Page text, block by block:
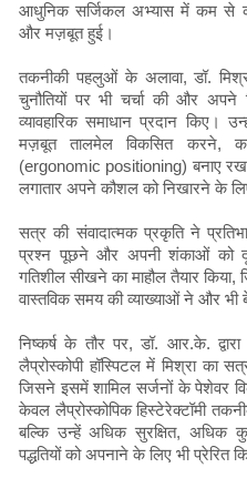
आधुनिक सर्जिकल अभ्यास में कम से
और मज़बूत हुई।
तकनीकी पहलुओं के अलावा, डॉ.
चुनौतियों पर भी चर्चा की और
व्यावहारिक समाधान प्रदान
मज़बूत तालमेल विकसित करने,
(ergonomic positioning) बनाए
लगातार अपने कौशल को निखारने के लिए
सत्र की संवादात्मक प्रकृति ने
प्रश्न पूछने और अपनी शंकाओं को
गतिशील सीखने का माहौल तैयार
वास्तविक समय की व्याख्याओं ने और भी
निष्कर्ष के तौर पर, डॉ. आर.के.
लैप्रोस्कोपी हॉस्पिटल में मिश्रा का
जिसने इसमें शामिल सर्जनों के पेशेवर
केवल लैप्रोस्कोपिक हिस्टेरेक्टॉमी
बल्कि उन्हें अधिक सुरक्षित,
पद्धतियों को अपनाने के लिए भी प्रेरित